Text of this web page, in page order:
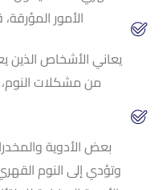
الأمور
يعاني الأشخاص الذين
من مشكلات النوم،
بعض الأدوية
وتؤدي إلى النوم